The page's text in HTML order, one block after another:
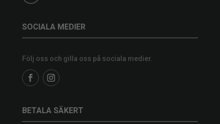
SOCIALA MEDIER
Följ oss och gilla oss på sociala medier.
BETALA SÄKERT